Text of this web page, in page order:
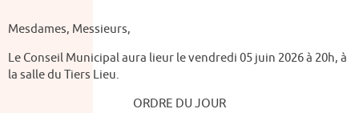
Mesdames, Messieurs,
Le Conseil Municipal aura lieur le vendredi 05 juin 2026 à 20h, à
la salle du Tiers Lieu.
ORDRE DU JOUR